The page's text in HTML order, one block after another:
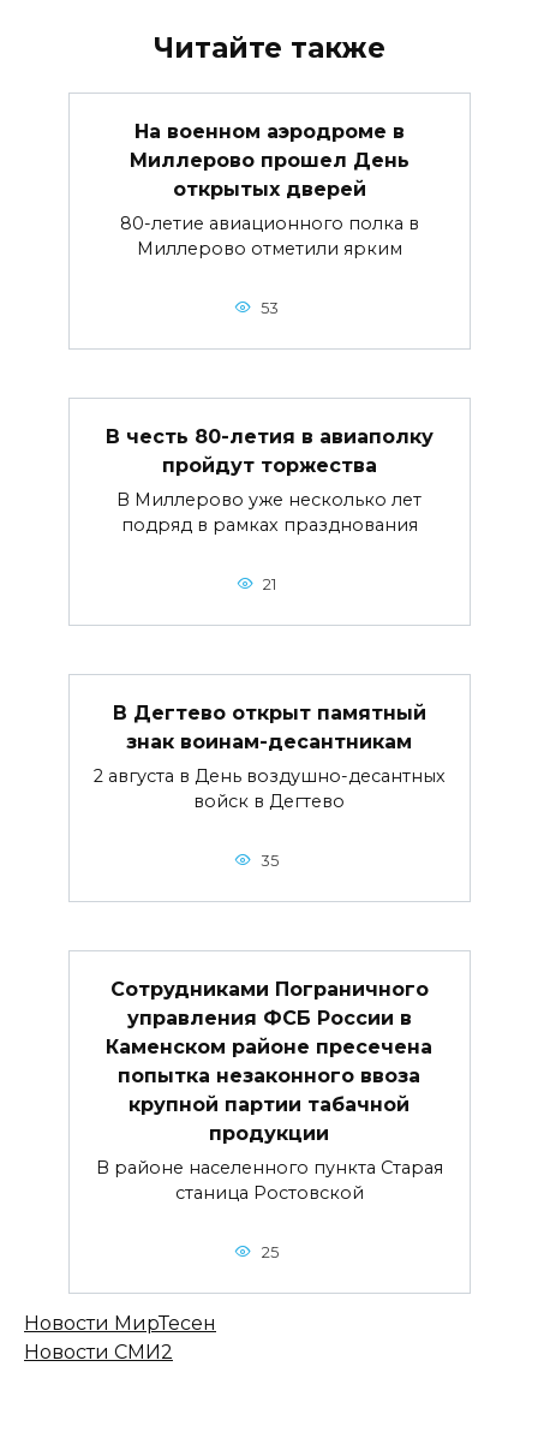
Читайте также
На военном аэродроме в
Миллерово прошел День
открытых дверей
80-летие авиационного полка в
Миллерово отметили ярким
53
В честь 80-летия в авиаполку
пройдут торжества
В Миллерово уже несколько лет
подряд в рамках празднования
21
В Дегтево открыт памятный
знак воинам-десантникам
2 августа в День воздушно-десантных
войск в Дегтево
35
Сотрудниками Пограничного
управления ФСБ России в
Каменском районе пресечена
попытка незаконного ввоза
крупной партии табачной
продукции
В районе населенного пункта Старая
станица Ростовской
25
Новости МирТесен
Новости СМИ2